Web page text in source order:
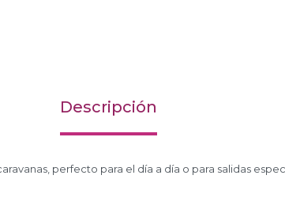
Descripción
perfecto para el día a día o para salidas